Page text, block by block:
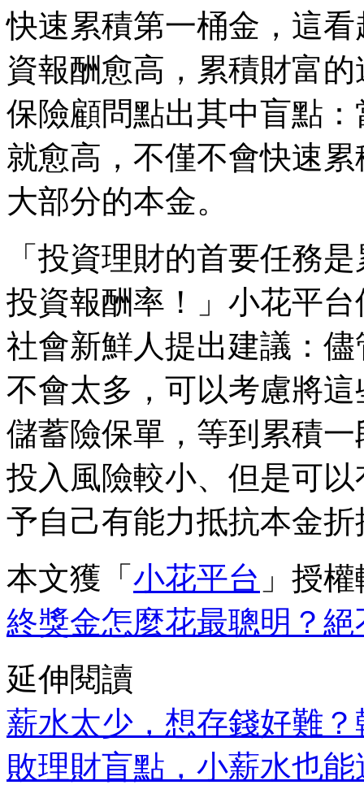
快速累積第一桶金，這
資報酬愈高，累積財富
保險顧問點出其中盲點
就愈高，不僅不會快速
大部分的本金。
「投資理財的首要任務
投資報酬率！」小花平
社會新鮮人提出建議：
不會太多，可以考慮將
儲蓄險保單，等到累積
投入風險較小、但是可
予自己有能力抵抗本金
本文獲「 小花平台 」授
終獎金怎麼花最聰明？
延伸閱讀
薪水太少，想存錢好難
敗理財盲點，小薪水也